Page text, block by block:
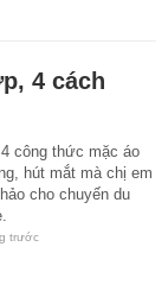
4 cách
công thức mặc áo
hút mắt mà chị em
cho chuyến du
trước